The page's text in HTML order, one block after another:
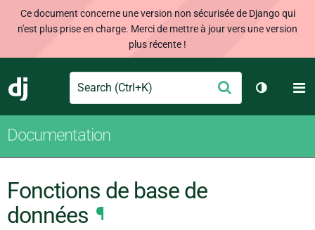
Ce document concerne une version non sécurisée de Django qui
n'est plus prise en charge. Merci de mettre à jour vers une version
plus récente !
Django
Search Envoyer
Changer
Documentation
Fonctions de base de
données ¶